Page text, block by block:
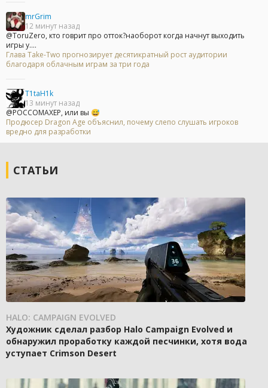
mrGrim
12 минут назад
@ToruZero, кто говрит про отток?наоборот когда начнут выходить
игры у....
Глава Take-Two прогнозирует десятикратный рост аудитории
благодаря облачным играм за три года
T1taH1k
13 минут назад
@POCCOMAXEP, или вы 😅
Продюсер Dragon Age объяснил, почему слепо слушать игроков
вредно для разработки
СТАТЬИ
HALO: CAMPAIGN EVOLVED
Художник сделал разбор Halo Campaign Evolved и
обнаружил проработку каждой песчинки, хотя вода
уступает Crimson Desert